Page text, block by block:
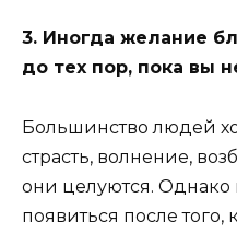
3. Иногда желание
до тех пор, пока вы
Большинство людей
страсть, волнение,
они целуются.
появиться после того,